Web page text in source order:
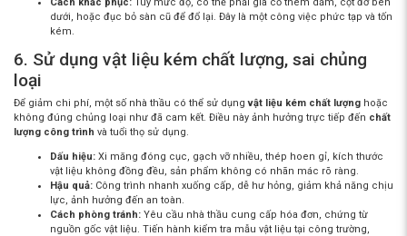
Cách khắc phục: Tùy mức độ, có thể phải gia cố thêm dầm, cột đỡ bên
dưới, hoặc đục bỏ sàn cũ để đổ lại. Đây là một công việc phức tạp và tốn
kém.
6. Sử dụng vật liệu kém chất lượng, sai chủng
loại
Để giảm chi phí, một số nhà thầu có thể sử dụngvật liệu kém chất lượng hoặc
không đúng chủng loại như đã cam kết. Điều này ảnh hưởng trực tiếp đến chất
lượng công trình và tuổi thọ sử dụng.
Dấu hiệu: Xi măng đóng cục, gạch vỡ nhiều, thép hoen gỉ, kích thước
vật liệu không đồng đều, sản phẩm không có nhãn mác rõ ràng.
Hậu quả: Công trình nhanh xuống cấp, dễ hư hỏng, giảm khả năng chịu
lực, ảnh hưởng đến an toàn.
Cách phòng tránh: Yêu cầu nhà thầu cung cấp hóa đơn, chứng từ
nguồn gốc vật liệu. Tiến hành kiểm tra mẫu vật liệu tại công trường,